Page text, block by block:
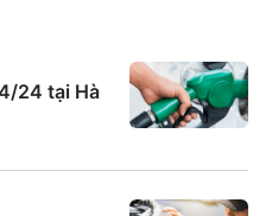
24 tại Hà